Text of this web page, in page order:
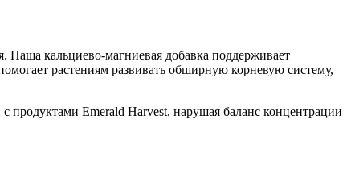
Наша кальциево-магниевая добавка поддерживает
растениям развивать обширную корневую систему,
продуктами Emerald Harvest, нарушая баланс концентрации